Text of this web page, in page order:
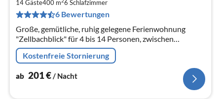
14 Gäste400 m 6 Schlafzimmer
6 Bewertungen
Große, gemütliche, ruhig gelegene Ferienwohnung
"Zellbachblick" für 4 bis 14 Personen, zwischen
München und Chiemsee, Familienfreundlich, für große
Gruppen geeignet, Traumlage
Kostenfreie Stornierung
ab 201€/ Nacht